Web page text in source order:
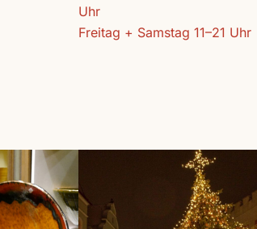
Uhr
Freitag + Samstag 11–21 Uhr